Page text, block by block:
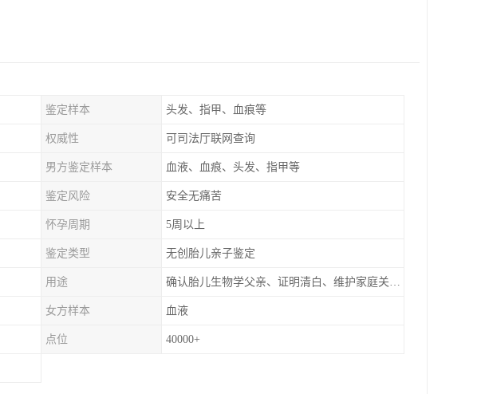
鉴定样本 头发、指甲、血痕等
权威性 可司法厅联网查询
男方鉴定样本 血液、血痕、头发、指甲等
鉴定风险 安全无痛苦
怀孕周期 5周以上
鉴定类型 无创胎儿亲子鉴定
用途 确认胎儿生物学父亲、证明清白、维护家庭关系、非婚生子女的血缘鉴定
女方样本 血液
点位 40000+